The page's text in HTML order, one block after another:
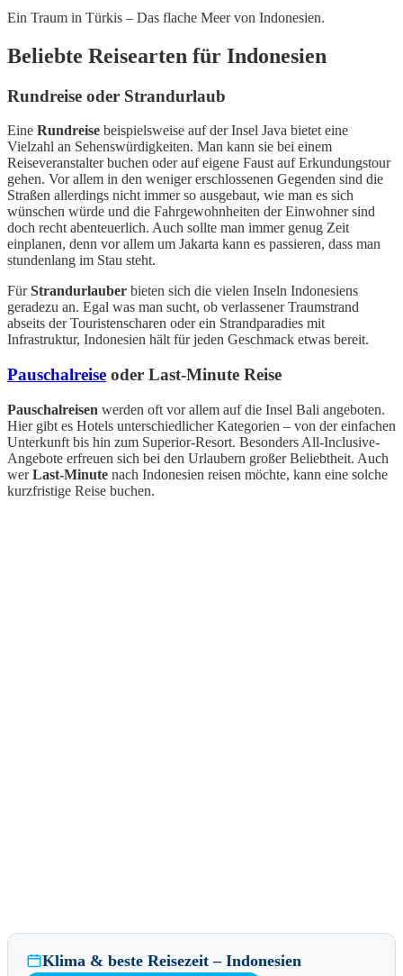
Ein Traum in Türkis – Das flache Meer von Indonesien.
Beliebte Reisearten für Indonesien
Rundreise oder Strandurlaub
Eine Rundreise beispielsweise auf der Insel Java bietet eine
Vielzahl an Sehenswürdigkeiten. Man kann sie bei einem
Reiseveranstalter buchen oder auf eigene Faust auf Erkundungstour
gehen. Vor allem in den weniger erschlossenen Gegenden sind die
Straßen allerdings nicht immer so ausgebaut, wie man es sich
wünschen würde und die Fahrgewohnheiten der Einwohner sind
doch recht abenteuerlich. Auch sollte man immer genug Zeit
einplanen, denn vor allem um Jakarta kann es passieren, dass man
stundenlang im Stau steht.
FürStrandurlauber bieten sich die vielen Inseln Indonesiens
geradezu an. Egal was man sucht, ob verlassener Traumstrand
abseits der Touristenscharen oder ein Strandparadies mit
Infrastruktur, Indonesien hält für jeden Geschmack etwas bereit.
Pauschalreise oder Last-Minute Reise
Pauschalreisen werden oft vor allem auf die Insel Bali angeboten.
Hier gibt es Hotels unterschiedlicher Kategorien – von der einfachen
Unterkunft bis hin zum Superior-Resort. Besonders All-Inclusive-
Angebote erfreuen sich bei den Urlaubern großer Beliebtheit. Auch
werLast-Minute nach Indonesien reisen möchte, kann eine solche
kurzfristige Reise buchen.
Klima & beste Reisezeit – Indonesien